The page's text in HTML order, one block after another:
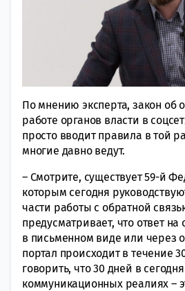
По мнению эксперта, закон об
работе органов власти в
просто вводит правила в той
многие давно ведут.
– Смотрите, существует 59-й
которым сегодня
части работы с обратной
предусматривает, что ответ
в письменном виде или через
портал происходит в течение
говорить, что 30 дней в
коммуникационных реалиях –